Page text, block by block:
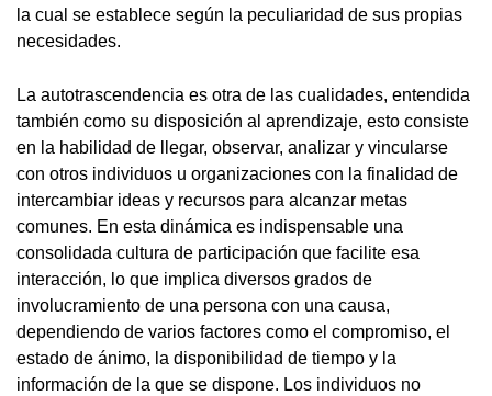
la cual se establece según la peculiaridad de sus propias
necesidades.
La autotrascendencia es otra de las cualidades, entendida
también como su disposición al aprendizaje, esto consiste
en la habilidad de llegar, observar, analizar y vincularse
con otros individuos u organizaciones con la finalidad de
intercambiar ideas y recursos para alcanzar metas
comunes. En esta dinámica es indispensable una
consolidada cultura de participación que facilite esa
interacción, lo que implica diversos grados de
involucramiento de una persona con una causa,
dependiendo de varios factores como el compromiso, el
estado de ánimo, la disponibilidad de tiempo y la
información de la que se dispone. Los individuos no